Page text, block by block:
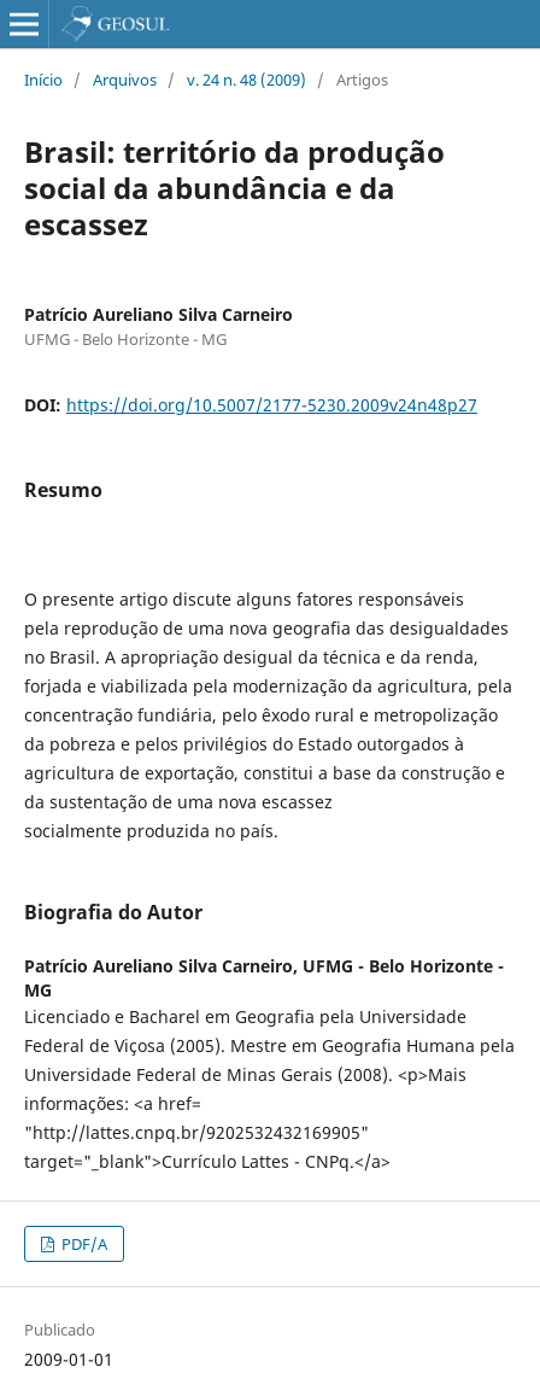
Início / Arquivos / v. 24 n. 48 (2009) / Artigos
Brasil: território da produção
social da abundância e da
escassez
Patrício Aureliano Silva Carneiro
UFMG - Belo Horizonte - MG
DOI: https://doi.org/10.5007/2177-5230.2009v24n48p27
Resumo
O presente artigo discute alguns fatores responsáveis
pela reprodução de uma nova geografia das desigualdades
no Brasil. A apropriação desigual da técnica e da renda,
forjada e viabilizada pela modernização da agricultura, pela
concentração fundiária, pelo êxodo rural e metropolização
da pobreza e pelos privilégios do Estado outorgados à
agricultura de exportação, constitui a base da construção e
da sustentação de uma nova escassez
socialmente produzida no país.
Biografia do Autor
Patrício Aureliano Silva Carneiro, UFMG - Belo Horizonte -
MG
Licenciado e Bacharel em Geografia pela Universidade
Federal de Viçosa (2005). Mestre em Geografia Humana pela
Universidade Federal de Minas Gerais (2008). <p>Mais
informações: <a href=
"http://lattes.cnpq.br/9202532432169905"
target="_blank">Currículo Lattes - CNPq.</a>
PDF/A
Publicado
2009-01-01